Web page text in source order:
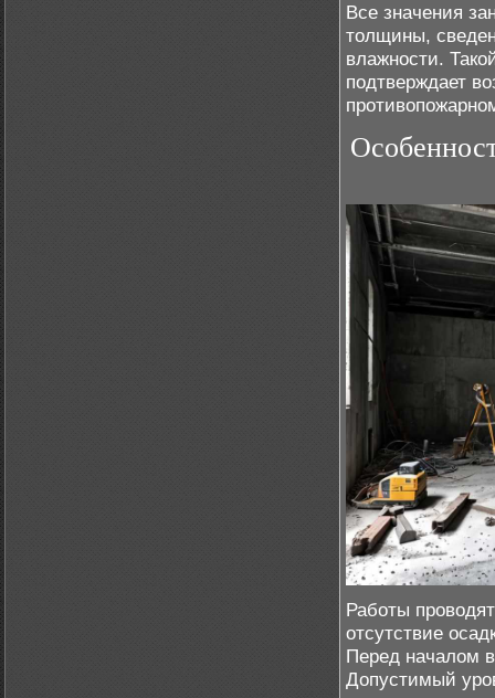
Все значения
толщины,
влажности.
подтверждает
Работы
отсутствие
Перед началом
Допустимый